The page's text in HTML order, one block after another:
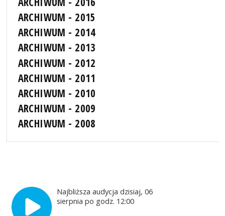
ARCHIWUM - 2015
ARCHIWUM - 2014
ARCHIWUM - 2013
ARCHIWUM - 2012
ARCHIWUM - 2011
ARCHIWUM - 2010
ARCHIWUM - 2009
ARCHIWUM - 2008
Najbliższa audycja dzisiaj, 06
sierpnia po godz. 12:00